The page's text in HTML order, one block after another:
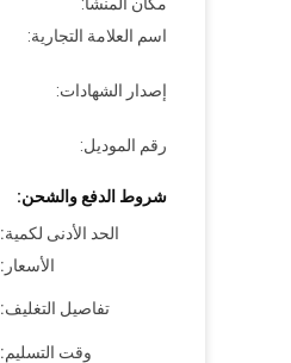
اسم العلامة التجارية:
إصدار الشهادات:
رقم الموديل:
شروط الدفع والشحن:
الحد الأدنى لكمية:
الأسعار:
تفاصيل التغليف:
وقت التسليم: